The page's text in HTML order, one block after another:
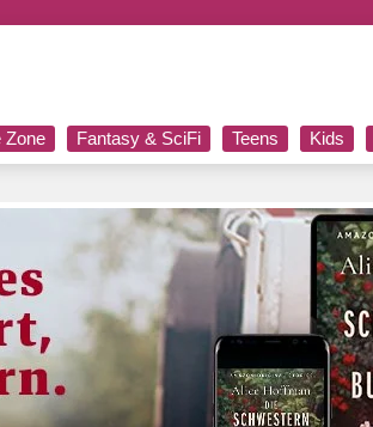
Zone Fantasy & SciFi Teens Kids